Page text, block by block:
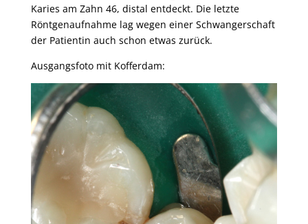
Karies am Zahn 46, distal entdeckt. Die letzte
Röntgenaufnahme lag wegen einer Schwangerschaft
der Patientin auch schon etwas zurück.
Ausgangsfoto mit Kofferdam: